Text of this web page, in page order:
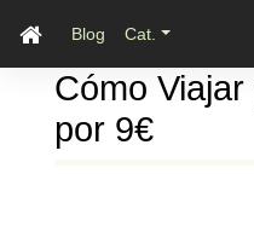
Blog Cat.
Cómo
por 9€